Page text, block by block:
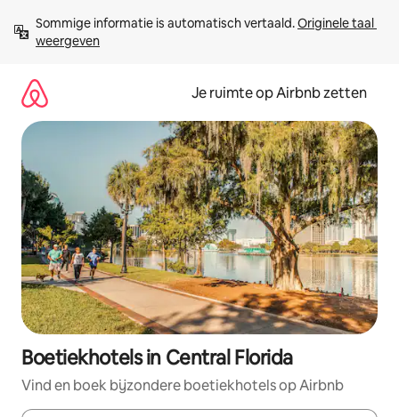
direct
naar
Sommige informatie is automatisch vertaald. Originele taal
weergeven
Je ruimte op Airbnb zetten
Boetiekhotels in Central Florida
Vind en boek bijzondere boetiekhotels op Airbnb